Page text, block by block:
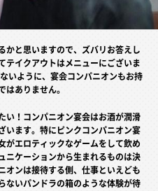
かと思いますので、ズバリお答えし
テイクアウトはメニューにございま
いように、宴会コンパニオンもお持
ありません。
い！コンパニオン宴会はお酒が潤滑
います。特にピンクコンパニオン宴
がエロティックなゲームをして飲め
ニケーションから生まれるものは決
オンは接待する側、仕事といえども
ないパンドラの箱のような体験が待